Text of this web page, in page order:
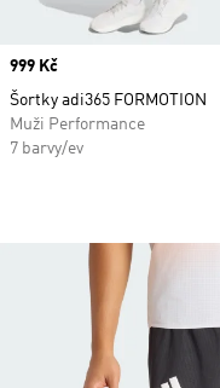
Price
999 Kč
Šortky adi365 FORMOTION
Muži Performance
7 barvy/ev